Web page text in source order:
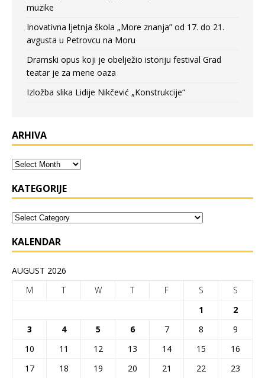
muzike
Inovativna ljetnja škola „More znanja” od 17. do 21.
avgusta u Petrovcu na Moru
Dramski opus koji je obelježio istoriju festival Grad
teatar je za mene oaza
Izložba slika Lidije Nikčević „Konstrukcije“
ARHIVA
KATEGORIJE
KALENDAR
AUGUST 2026
M
T W T F S
S
1
2
3
4 5 6 7 8
9
10
11 12 13 14 15
16
17
18 19 20 21 22 23